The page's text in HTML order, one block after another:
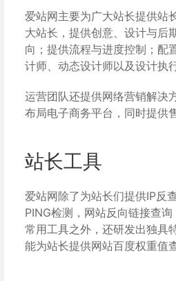
爱站网主要为广大站长提供站
大站长，提供创意、设计与后
向；提供流程与进度控制；配
计师、动态设计师以及设计执
运营团队还提供网络营销解决
布局电子商务平台，同时提供
站长工具
爱站网除了为站长们提供IP反
PING检测，网站反向链接查
常用工具之外，还研发出独具
能为站长提供网站百度权重值